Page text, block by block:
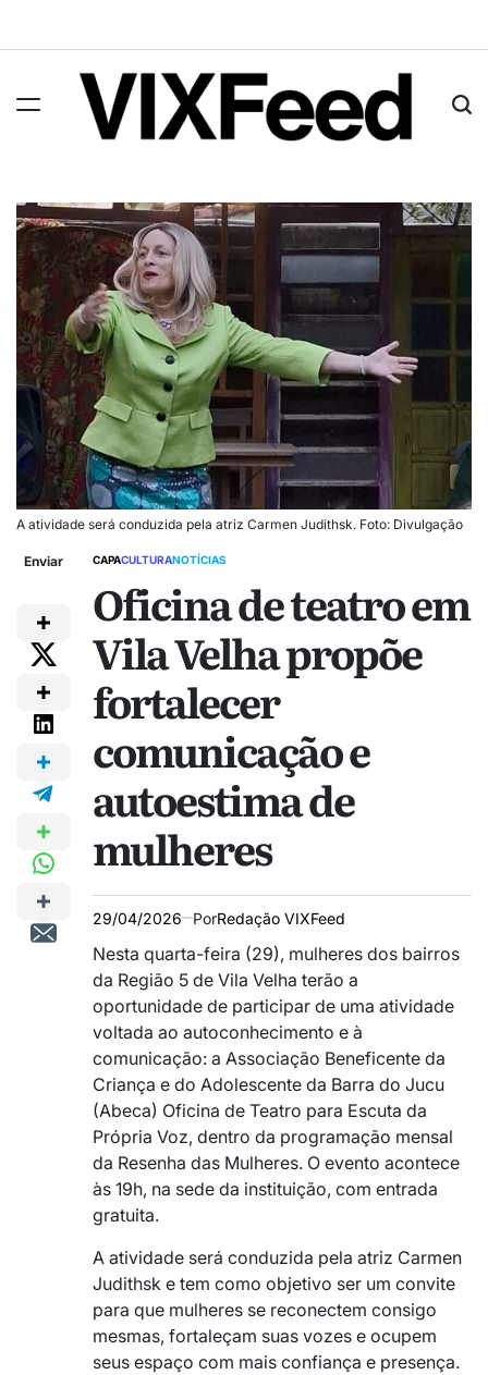
A atividade será conduzida pela atriz Carmen Judithsk. Foto: Divulgação
Enviar CAPACULTURANOTÍCIAS
Oficina de teatro em
Vila Velha propõe
fortalecer
comunicação e
autoestima de
mulheres
29/04/2026 PorRedação VIXFeed
Nesta quarta-feira (29), mulheres dos bairros
da Região 5 de Vila Velha terão a
oportunidade de participar de uma atividade
voltada ao autoconhecimento e à
comunicação: a Associação Beneficente da
Criança e do Adolescente da Barra do Jucu
(Abeca) Oficina de Teatro para Escuta da
Própria Voz, dentro da programação mensal
da Resenha das Mulheres. O evento acontece
às 19h, na sede da instituição, com entrada
gratuita.
A atividade será conduzida pela atriz Carmen
Judithsk e tem como objetivo ser um convite
para que mulheres se reconectem consigo
mesmas, fortaleçam suas vozes e ocupem
seus espaço com mais confiança e presença.